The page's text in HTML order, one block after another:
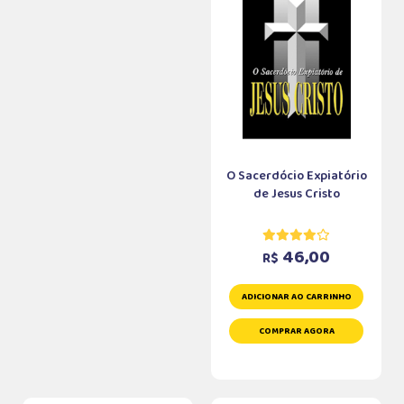
O Sacerdócio Expiatório
de Jesus Cristo
R$ 46,00
ADICIONAR AO CARRINHO
COMPRAR AGORA